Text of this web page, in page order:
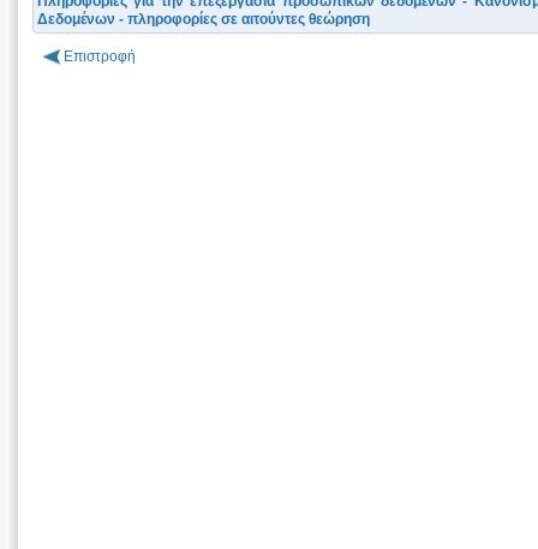
Δεδομένων - πληροφορίες σε αιτούντες θεώρηση
Επιστροφή